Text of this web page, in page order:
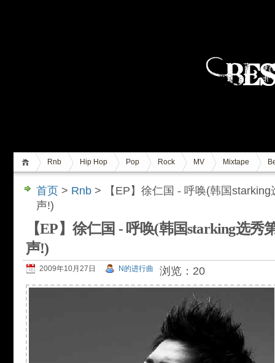
Rnb Hip Hop Pop Rock MV Mixtape
首页 > Rnb > 【EP】徐仁国 - 呼唤(韩国
声!)
【EP】徐仁国 - 呼唤(韩国starking选秀
声!)
2009年10月27日 N的进行曲 浏览：20